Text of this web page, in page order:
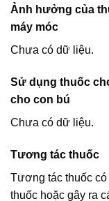
Ảnh hưởng của
máy móc
Chưa có dữ liệu.
Sử dụng thuốc
cho con bú
Chưa có dữ liệu.
Tương tác thuốc
Tương tác thuốc
thuốc hoặc gây ra